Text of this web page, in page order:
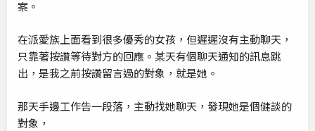
案。
在派愛族上面看到很多優秀的女孩，但遲遲沒有主動聊天，
只靠著按讚等待對方的回應。某天有個聊天通知的訊息跳
出，是我之前按讚留言過的對象，就是她。
那天手邊工作告一段落，主動找她聊天，發現她是個健談的
對象，